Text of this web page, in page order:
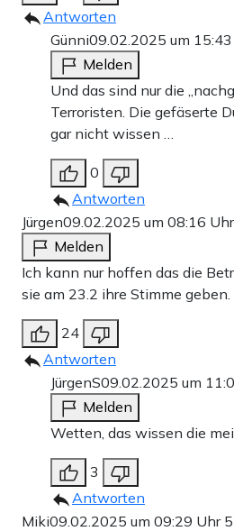
Antworten
Günni09.02.2025 um
Melden
Und das sind nur die
Terroristen. Die gefäserte
gar nicht wissen …
0
Antworten
Jürgen09.02.2025 um 08:16 Uhr
Melden
Ich kann nur hoffen das die
sie am 23.2 ihre Stimme geben.
24
Antworten
JürgenS09.02.2025 um
Melden
Wetten, das wissen die
3
Antworten
Miki09.02.2025 um 09:29 Uhr